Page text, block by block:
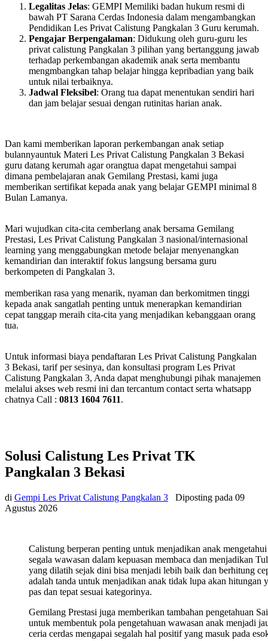
Legalitas Jelas: GEMPI Memiliki badan hukum resmi di
bawah PT Sarana Cerdas Indonesia dalam mengambangkan
Pendidikan Les Privat Calistung Pangkalan 3 Guru kerumah.
Pengajar Berpengalaman: Didukung oleh guru-guru les
privat calistung Pangkalan 3 pilihan yang bertanggung jawab
terhadap perkembangan akademik anak serta membantu
mengmbangkan tahap belajar hingga kepribadian yang baik
untuk nilai terbaiknya.
Jadwal Fleksibel: Orang tua dapat menentukan sendiri hari
dan jam belajar sesuai dengan rutinitas harian anak.
Dan kami memberikan laporan perkembangan anak setiap
bulannyauntuk Materi Les Privat Calistung Pangkalan 3 Bekasi
guru datang kerumah agar orangtua dapat mengetahui sampai
dimana pembelajaran anak Gemilang Prestasi, kami juga
memberikan sertifikat kepada anak yang belajar GEMPI minimal 8
Bulan Lamanya.
Mari wujudkan cita-cita cemberlang anak bersama Gemilang
Prestasi, Les Privat Calistung Pangkalan 3 nasional/internasional
learning yang menggabungkan metode belajar menyenangkan
kemandirian dan interaktif fokus langsung bersama guru
berkompeten di Pangkalan 3.
memberikan rasa yang menarik, nyaman dan berkomitmen tinggi
kepada anak sangatlah penting untuk menerapkan kemandirian
cepat tanggap meraih cita-cita yang menjadikan kebanggaan orang
tua.
Untuk informasi biaya pendaftaran Les Privat Calistung Pangkalan
3 Bekasi, tarif per sesinya, dan konsultasi program Les Privat
Calistung Pangkalan 3, Anda dapat menghubungi pihak manajemen
melalui akses web resmi ini dan tercantum contact serta whatsapp
chatnya Call : 0813 1604 7611.
Solusi Calistung Les Privat TK
Pangkalan 3 Bekasi
di Gempi Les Privat Calistung Pangkalan 3 Diposting pada 09
Agustus 2026
Calistung berperan penting untuk menjadikan anak mengetahui
segala wawasan dalam kepuasan membaca dan menjadikan
yang dilatih sejak dini bisa menjadi lebih baik dan berhitung
adalah tanda untuk menjadikan anak tidak lupa akan hitungan
pas dan tepat sesuai kategorinya.
Gemilang Prestasi juga memberikan tambahan pengetahuan
untuk membentuk pola pengetahuan wawasan anak menjadi
ceria cerdas mengapai segalah hal positif yang masuk pada